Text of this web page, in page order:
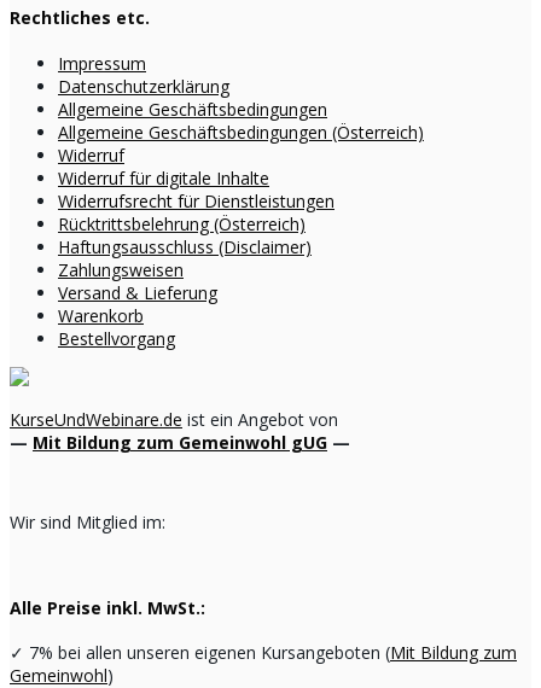
Rechtliches etc.
Impressum
Datenschutzerklärung
Allgemeine Geschäftsbedingungen
Allgemeine Geschäftsbedingungen (Österreich)
Widerruf
Widerruf für digitale Inhalte
Widerrufsrecht für Dienstleistungen
Rücktrittsbelehrung (Österreich)
Haftungsausschluss (Disclaimer)
Zahlungsweisen
Versand & Lieferung
Warenkorb
Bestellvorgang
KurseUndWebinare.de ist ein Angebot von
— Mit Bildung zum Gemeinwohl gUG —
Wir sind Mitglied im:
Alle Preise inkl. MwSt.:
✓ 7% bei allen unseren eigenen Kursangeboten (Mit Bildung zum
Gemeinwohl)